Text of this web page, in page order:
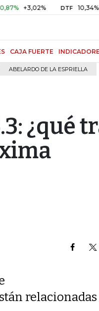
DTF 10,34% +0,10%
CAJA FUERTE
ABELARDO DE LA ESPRIELLA
¿qué